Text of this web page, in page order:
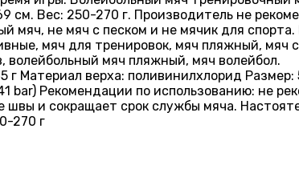
см. Вес: 250-270 г. Производитель не
мяч, не мяч с песком и не мячик для
мяч для тренировок, мяч пляжный,
волейбольный мяч пляжный, мяч волейбол.
Материал верха: поливинилхлорид
bar) Рекомендации по использованию: не
и сокращает срок службы мяча.
270 г